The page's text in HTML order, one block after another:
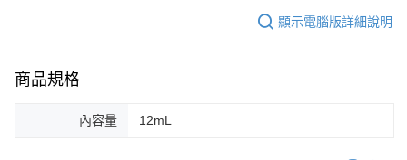
顯示電腦版詳細說明
商品規格
內容量 12mL